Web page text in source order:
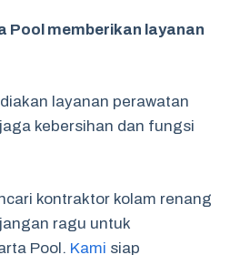
Pool memberikan layanan
layanan perawatan
kebersihan dan fungsi
kontraktor kolam renang
ragu untuk
Pool. Kami siap